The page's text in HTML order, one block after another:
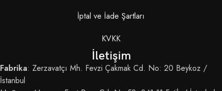
İptal ve İade Şartları
KVKK
İletişim
Fabrika: Zerzavatçı Mh. Fevzi Çakmak Cd. No: 20 Beykoz /
İstanbul